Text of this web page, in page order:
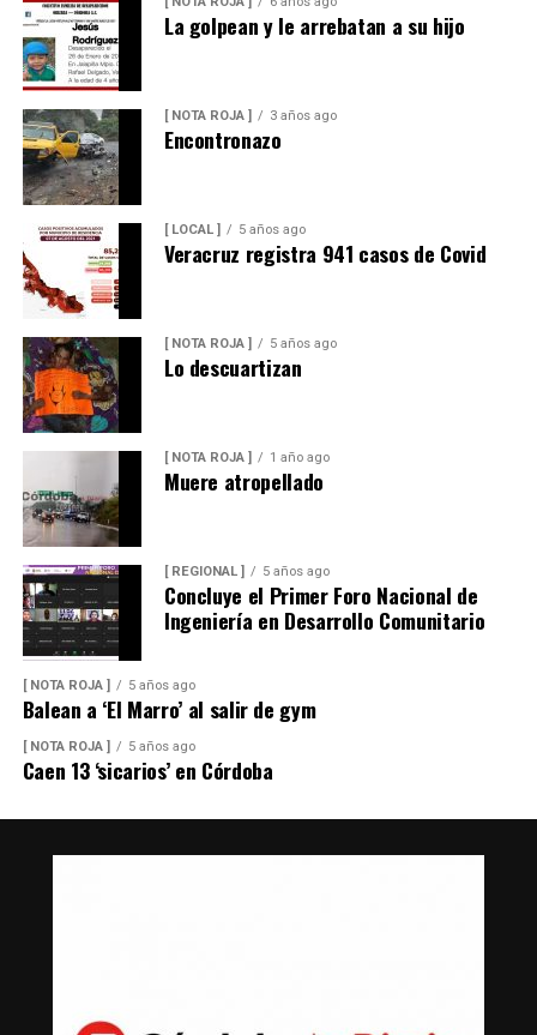
La golpean y le arrebatan a su hijo
[ NOTA ROJA ] 3 años ago
Encontronazo
[ LOCAL ] 5 años ago
Veracruz registra 941 casos de Covid
[ NOTA ROJA ] 5 años ago
Lo descuartizan
[ NOTA ROJA ] 1 año ago
Muere atropellado
[ REGIONAL ] 5 años ago
Concluye el Primer Foro Nacional de
Ingeniería en Desarrollo Comunitario
[ NOTA ROJA ] 5 años ago
Balean a ‘El Marro’ al salir de gym
[ NOTA ROJA ] 5 años ago
Caen 13 ‘sicarios’ en Córdoba